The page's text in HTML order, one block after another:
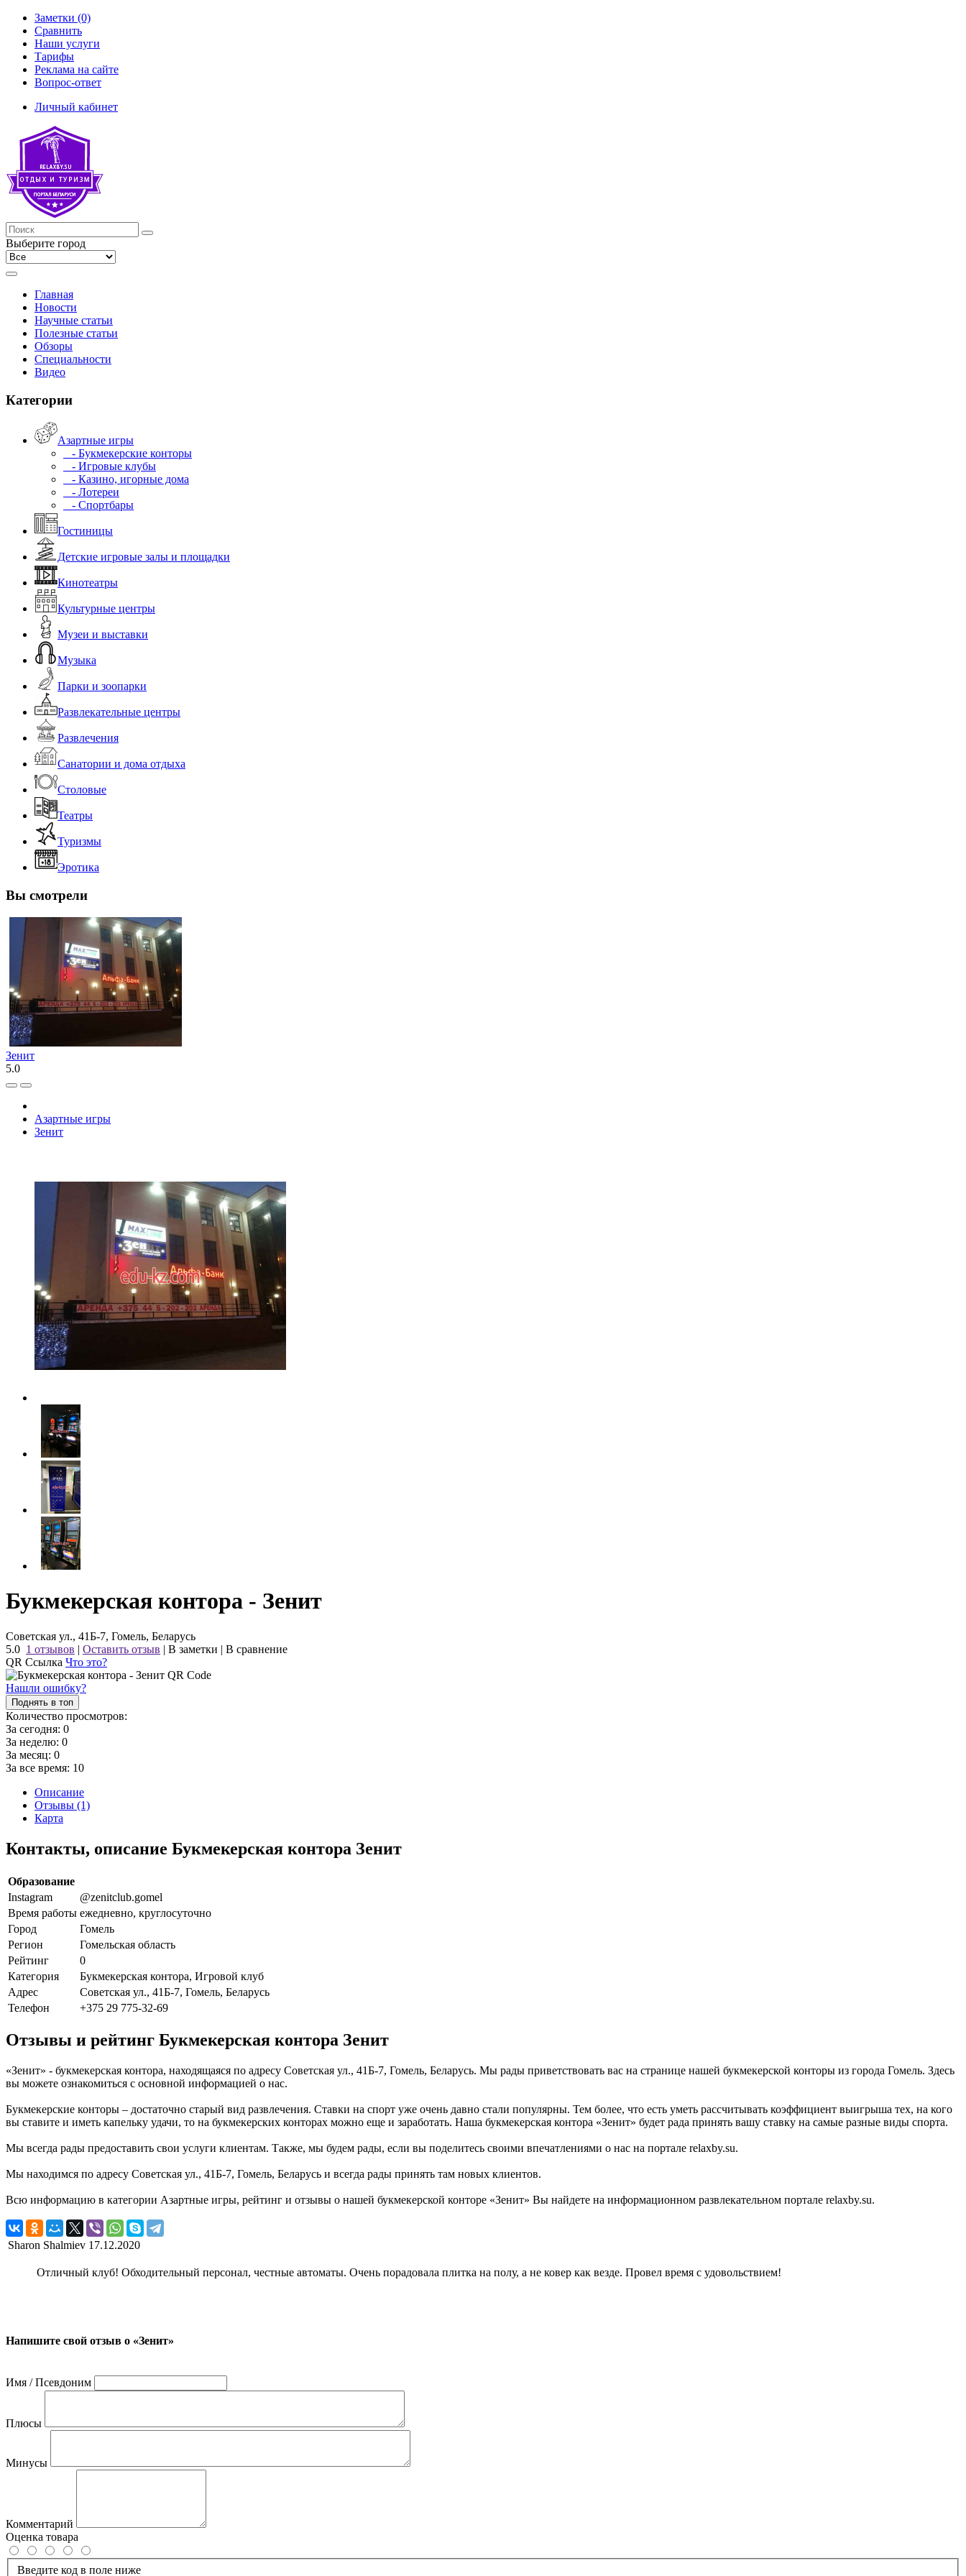
Заметки (0)
Сравнить
Наши услуги
Тарифы
Реклама на сайте
Вопрос-ответ
Личный кабинет
Выберите город
Главная
Новости
Научные статьи
Полезные статьи
Обзоры
Специальности
Видео
Категории
Азартные игры
- Букмекерские конторы
- Игровые клубы
- Казино, игорные дома
- Лотереи
- Спортбары
Гостиницы
Детские игровые залы и площадки
Кинотеатры
Культурные центры
Музеи и выставки
Музыка
Парки и зоопарки
Развлекательные центры
Развлечения
Санатории и дома отдыха
Столовые
Театры
Туризмы
Эротика
Вы смотрели
Зенит
5.0
Азартные игры
Зенит
Букмекерская контора - Зенит
Советская ул., 41Б-7, Гомель, Беларусь
5.0 1 отзывов | Оставить отзыв | В заметки | В сравнение
QR Ссылка Что это?
Нашли ошибку?
Поднять в топ
Количество просмотров:
За сегодня: 0
За неделю: 0
За месяц: 0
За все время: 10
Описание
Отзывы (1)
Карта
Контакты, описание Букмекерская контора Зенит
Образование
Instagram
@zenitclub.gomel
Время работы ежедневно, круглосуточно
Город
Гомель
Регион
Гомельская область
Рейтинг
0
Категория
Букмекерская контора, Игровой клуб
Адрес
Советская ул., 41Б-7, Гомель, Беларусь
Телефон
+375 29 775-32-69
Отзывы и рейтинг Букмекерская контора Зенит
«Зенит» - букмекерская контора, находящаяся по адресу Советская ул., 41Б-7, Гомель, Беларусь. Мы рады приветствовать вас на странице нашей букмекерской конторы из города Гомель. Здесь
вы можете ознакомиться с основной информацией о нас.
Букмекерские конторы – достаточно старый вид развлечения. Ставки на спорт уже очень давно стали популярны. Тем более, что есть уметь рассчитывать коэффициент выигрыша тех, на кого
вы ставите и иметь капельку удачи, то на букмекерских конторах можно еще и заработать. Наша букмекерская контора «Зенит» будет рада принять вашу ставку на самые разные виды спорта.
Мы всегда рады предоставить свои услуги клиентам. Также, мы будем рады, если вы поделитесь своими впечатлениями о нас на портале relaxby.su.
Мы находимся по адресу Советская ул., 41Б-7, Гомель, Беларусь и всегда рады принять там новых клиентов.
Всю информацию в категории Азартные игры, рейтинг и отзывы о нашей букмекерской конторе «Зенит» Вы найдете на информационном развлекательном портале relaxby.su.
Sharon Shalmiev 17.12.2020
Отличный клуб! Обходительный персонал, честные автоматы. Очень порадовала плитка на полу, а не ковер как везде. Провел время с удовольствием!
Напишите свой отзыв о «Зенит»
Имя / Псевдоним
Плюсы
Минусы
Комментарий
Оценка товара
Введите код в поле ниже